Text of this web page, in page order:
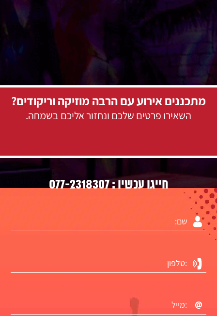
מתכננים אירוע עם הרבה מוזיקה וריקודים?
השאירו פרטים שלכם ונחזור אליכם בשמחה.
חייגו עכשיו :077-2318307